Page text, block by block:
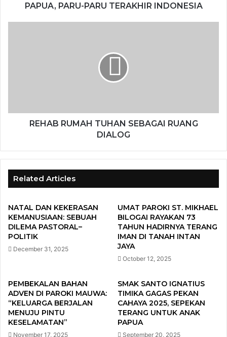
PAPUA, PARU-PARU TERAKHIR INDONESIA
REHAB RUMAH TUHAN SEBAGAI RUANG
DIALOG
Related Articles
NATAL DAN KEKERASAN
KEMANUSIAAN: SEBUAH
DILEMA PASTORAL–
POLITIK
December 31, 2025
UMAT PAROKI ST. MIKHAEL
BILOGAI RAYAKAN 73
TAHUN HADIRNYA TERANG
IMAN DI TANAH INTAN
JAYA
October 12, 2025
PEMBEKALAN BAHAN
ADVEN DI PAROKI MAUWA:
“KELUARGA BERJALAN
MENUJU PINTU
KESELAMATAN”
November 17, 2025
SMAK SANTO IGNATIUS
TIMIKA GAGAS PEKAN
CAHAYA 2025, SEPEKAN
TERANG UNTUK ANAK
PAPUA
September 20, 2025